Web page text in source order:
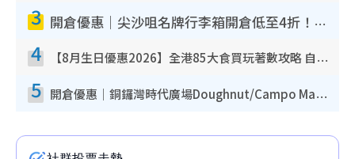
3 開倉優惠｜尖沙咀名牌行李箱開倉低至4折！一連5日 American Tourister/ace./Hallmark $200起！
4 【8月生日優惠2026】全港85大食買玩著數攻略 自助餐/火鍋放題同行免費＋誠品/DONKI送現金券
5 開倉優惠｜銅鑼灣時代廣場Doughnut/Campo Marzio開倉低至1折！背囊、書包、手袋劈價$200起